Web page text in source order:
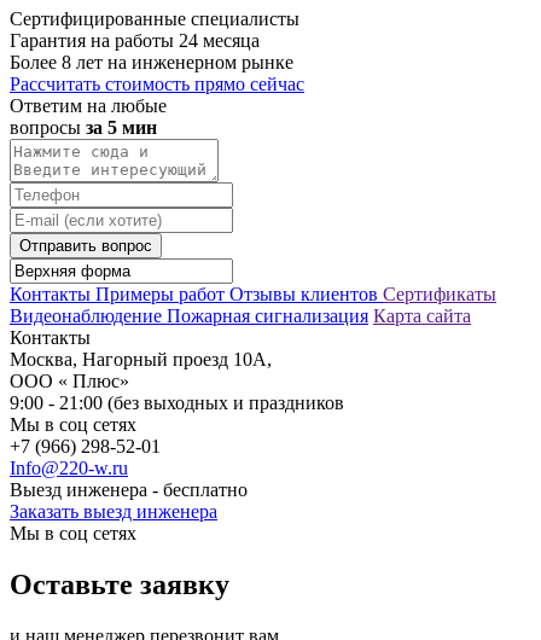
Сертифицированные специалисты
Гарантия на работы 24 месяца
Более 8 лет на инженерном рынке
Рассчитать стоимость прямо сейчас
Ответим на любые
вопросы за 5 мин
Отправить вопрос
Контакты Примеры работ Отзывы клиентов Сертификаты
Видеонаблюдение Пожарная сигнализация Карта сайта
Контакты
Москва, Нагорный проезд 10А,
ООО « Плюс»
9:00 - 21:00 (без выходных и праздников
Мы в соц сетях
+7 (966) 298-52-01
Info@220-w.ru
Выезд инженера - бесплатно
Заказать выезд инженера
Мы в соц сетях
Оставьте заявку
и наш менеджер перезвонит вам